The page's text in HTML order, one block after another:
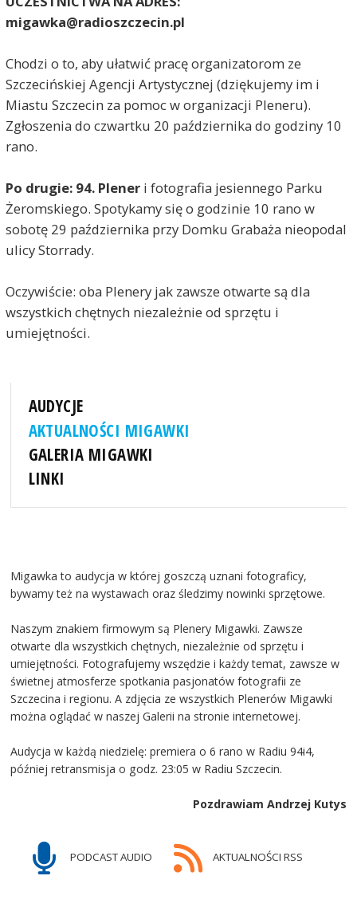
migawka@radioszczecin.pl
Chodzi o to, aby ułatwić pracę organizatorom ze
Szczecińskiej Agencji Artystycznej (dziękujemy im i
Miastu Szczecin za pomoc w organizacji Pleneru).
Zgłoszenia do czwartku 20 października do godziny 10
rano.
Po drugie: 94. Pleneri fotografia jesiennego Parku
Żeromskiego. Spotykamy się o godzinie 10 rano w
sobotę 29 października przy Domku Grabaża nieopodal
ulicy Storrady.
Oczywiście: oba Plenery jak zawsze otwarte są dla
wszystkich chętnych niezależnie od sprzętu i
umiejętności.
AUDYCJE
AKTUALNOŚCI MIGAWKI
GALERIA MIGAWKI
LINKI
Migawka to audycja w której goszczą uznani fotograficy,
bywamy też na wystawach oraz śledzimy nowinki sprzętowe.
Naszym znakiem firmowym są Plenery Migawki. Zawsze
otwarte dla wszystkich chętnych, niezależnie od sprzętu i
umiejętności. Fotografujemy wszędzie i każdy temat, zawsze w
świetnej atmosferze spotkania pasjonatów fotografii ze
Szczecina i regionu. A zdjęcia ze wszystkich Plenerów Migawki
można oglądać w naszej Galerii na stronie internetowej.
Audycja w każdą niedzielę: premiera o 6 rano w Radiu 94i4,
później retransmisja o godz. 23:05 w Radiu Szczecin.
Pozdrawiam Andrzej Kutys
PODCAST AUDIO AKTUALNOŚCI RSS